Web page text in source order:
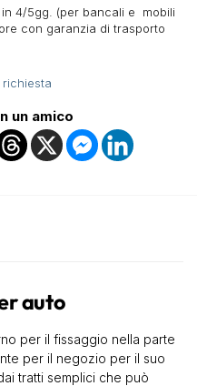
4/5gg. (per bancali e mobili
con garanzia di trasporto
richiesta
un amico
auto
per il fissaggio nella parte
per il negozio per il suo
tratti semplici che può